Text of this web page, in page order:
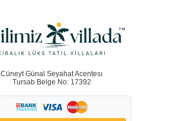
Cüneyt Günal Seyahat Acentesı
Tursab Belge No: 17392